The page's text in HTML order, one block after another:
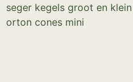
seger kegels groot en klein
orton cones mini